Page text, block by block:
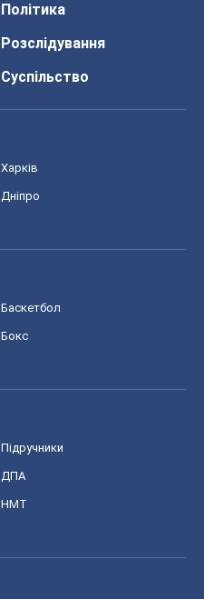
Політика
Розслідування
Суспільство
Харків
Дніпро
Баскетбол
Бокс
Підручники
ДПА
НМТ